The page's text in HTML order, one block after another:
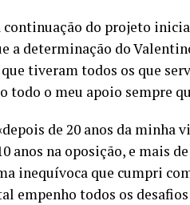
do projeto
a determinação do
tiveram todos os que
todo o meu apoio sempre
de 20 anos da minha
anos na oposição, e mais
inequívoca que cumpri
empenho todos os